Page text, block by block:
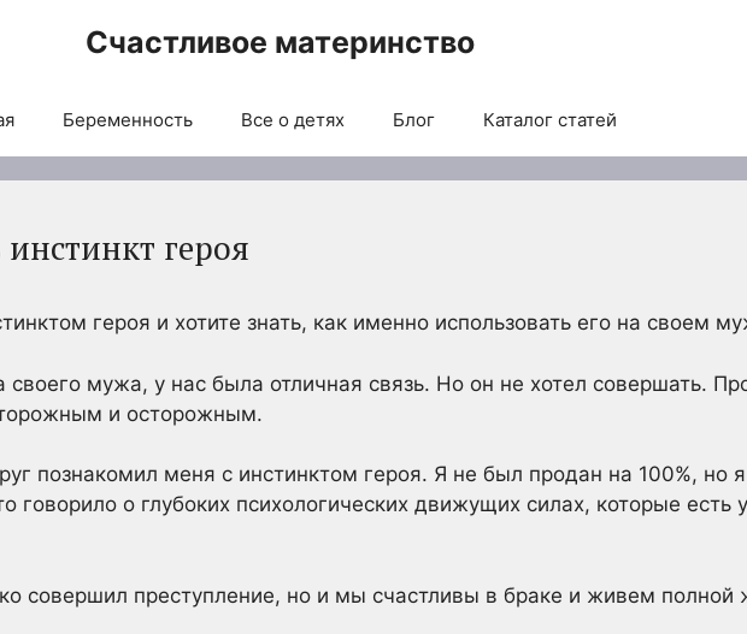
Счастливое материнство
Беременность Все о детях Блог Каталог статей
инстинкт героя
героя и хотите знать, как именно использовать его на своем
своего мужа, у нас была отличная связь. Но он не хотел совершать.
и осторожным.
познакомил меня с инстинктом героя. Я не был продан на 100%, но
говорило о глубоких психологических движущих силах, которые есть
совершил преступление, но и мы счастливы в браке и живем полной